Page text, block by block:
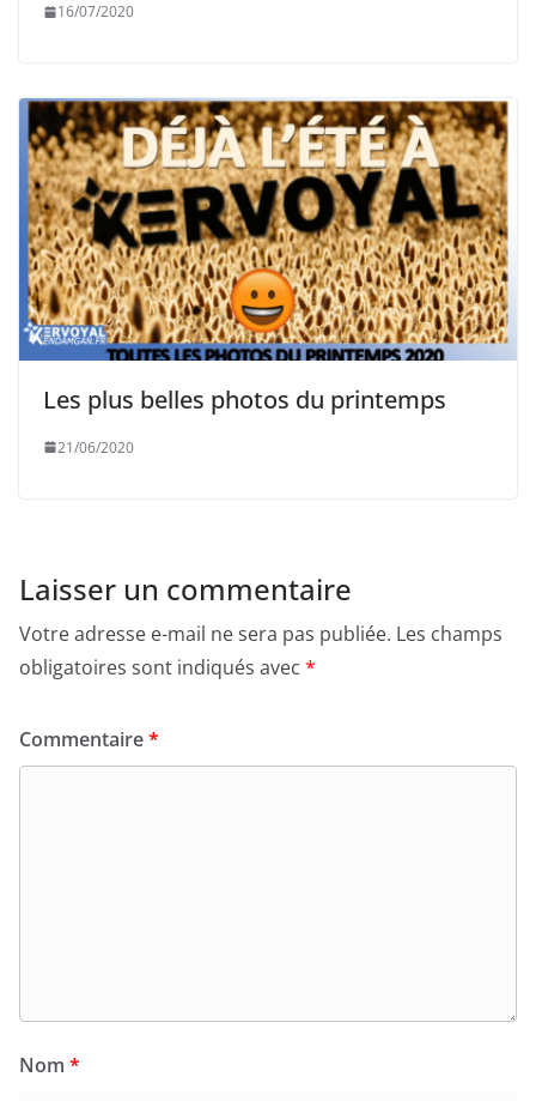
16/07/2020
Les plus belles photos du printemps
21/06/2020
Laisser un commentaire
Votre adresse e-mail ne sera pas publiée. Les champs
obligatoires sont indiqués avec *
Commentaire*
Nom *